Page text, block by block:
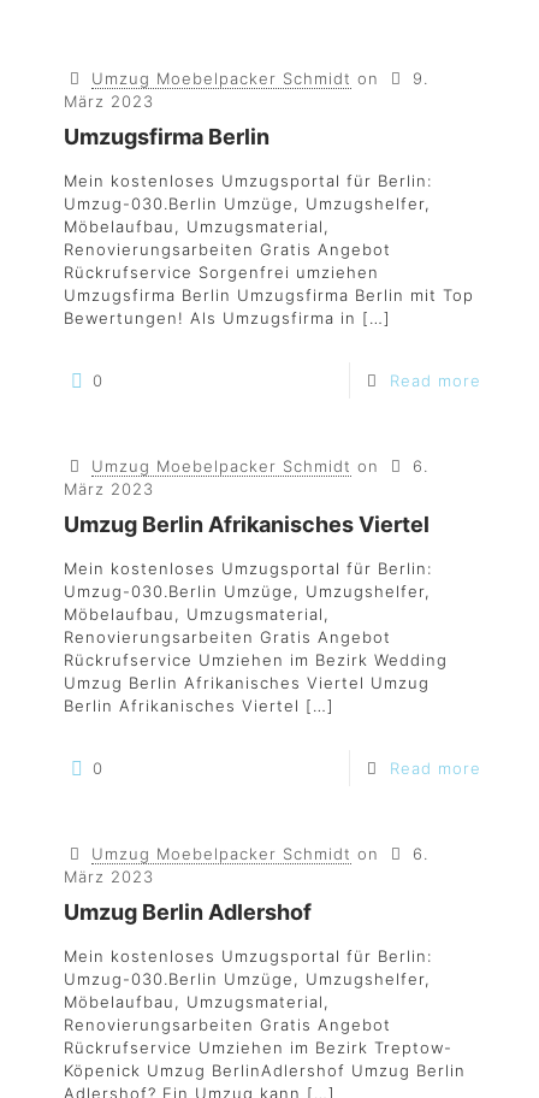
Umzug Moebelpacker Schmidt on
9.
März 2023
Umzugsfirma Berlin
Mein kostenloses Umzugsportal für Berlin:
Umzug-030.Berlin Umzüge, Umzugshelfer,
Möbelaufbau, Umzugsmaterial,
Renovierungsarbeiten Gratis Angebot
Rückrufservice Sorgenfrei umziehen
Umzugsfirma Berlin Umzugsfirma Berlin mit Top
Bewertungen! Als Umzugsfirma in […]
0 Read more
Umzug Moebelpacker Schmidt on
6.
März 2023
Umzug Berlin Afrikanisches Viertel
Mein kostenloses Umzugsportal für Berlin:
Umzug-030.Berlin Umzüge, Umzugshelfer,
Möbelaufbau, Umzugsmaterial,
Renovierungsarbeiten Gratis Angebot
Rückrufservice Umziehen im Bezirk Wedding
Umzug Berlin Afrikanisches Viertel Umzug
Berlin Afrikanisches Viertel […]
0 Read more
Umzug Moebelpacker Schmidt on
6.
März 2023
Umzug Berlin Adlershof
Mein kostenloses Umzugsportal für Berlin:
Umzug-030.Berlin Umzüge, Umzugshelfer,
Möbelaufbau, Umzugsmaterial,
Renovierungsarbeiten Gratis Angebot
Rückrufservice Umziehen im Bezirk Treptow-
Köpenick Umzug BerlinAdlershof Umzug Berlin
Adlershof? Ein Umzug kann […]